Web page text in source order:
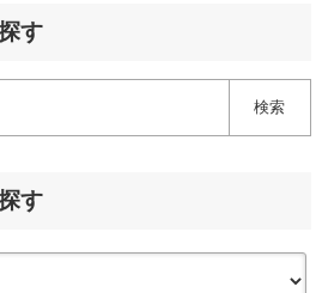
す
検索
す